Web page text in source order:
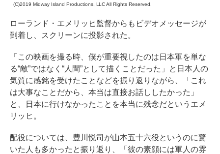
(C)2019 Midway Island Productions, LLC All Rights Reserved.
ローランド・エメリッヒ監督からもビデオメッセージが
到着し、スクリーンに投影された。
「この映画を撮る時、僕が重要視したのは日本軍を単な
る“敵”ではなく“人間”として描くことだった」と日本人の
気質に感銘を受けたことなどを振り返りながら、「これ
は大事なことだから、本当は直接お話ししたかった」
と、日本に行けなかったことを本当に残念だというエメ
リッヒ。
配役については、豊川悦司が山本五十六役というのに驚
いた人も多かったと振り返り、「彼の素顔には軍人の雰